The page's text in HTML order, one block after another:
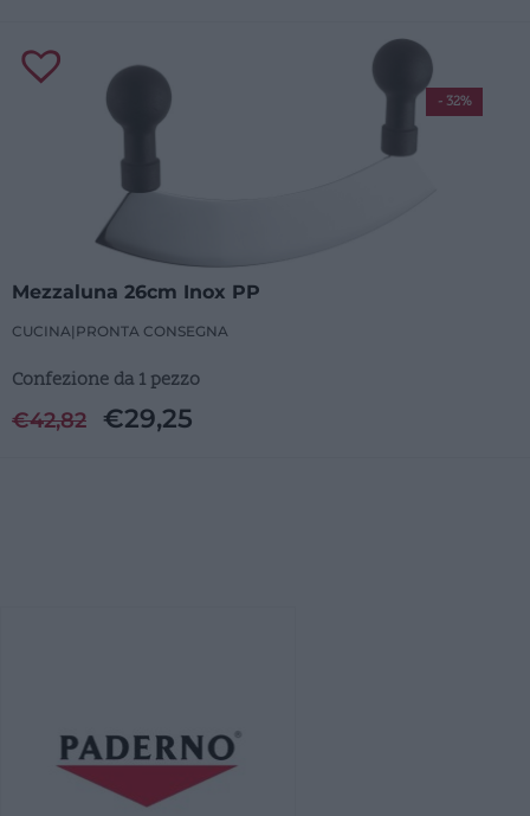
Mezzaluna 26cm Inox PP
CUCINA| PRONTA CONSEGNA
Confezione da 1 pezzo
€42,82 €29,25
- 32%